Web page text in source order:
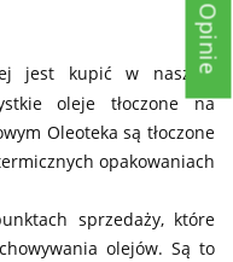
jest kupić w naszym
oleje tłoczone na
Oleoteka są tłoczone
opakowaniach
sprzedaży, które
olejów. Są to
Opinie